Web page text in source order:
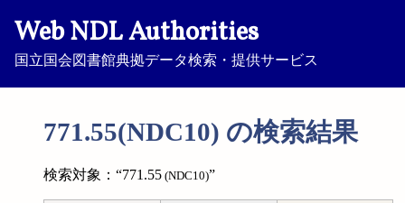
Web NDL Authorities
国立国会図書館典拠データ検索・提供サービス
771.55(NDC10) の検索結果
検索対象：“771.55 (NDC10)”